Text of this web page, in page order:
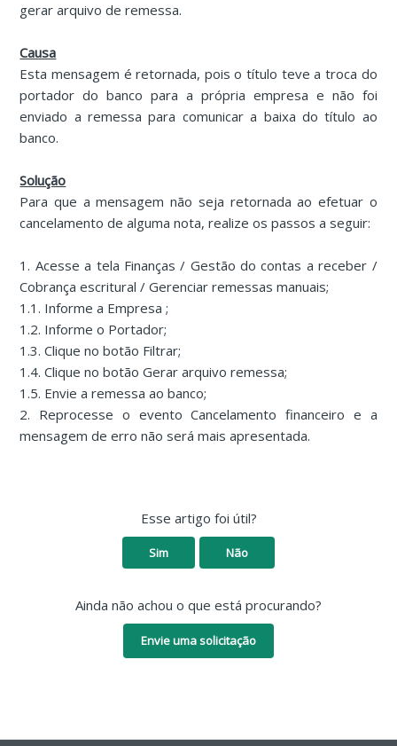
gerar arquivo de remessa.
Causa
Esta mensagem é retornada, pois o título teve a troca do
portador do banco para a própria empresa e não foi
enviado a remessa para comunicar a baixa do título ao
banco.
Solução
Para que a mensagem não seja retornada ao efetuar o
cancelamento de alguma nota, realize os passos a seguir:
1. Acesse a tela Finanças / Gestão do contas a receber /
Cobrança escritural / Gerenciar remessas manuais;
1.1. Informe a Empresa ;
1.2. Informe o Portador;
1.3. Clique no botão Filtrar;
1.4. Clique no botão Gerar arquivo remessa;
1.5. Envie a remessa ao banco;
2. Reprocesse o evento Cancelamento financeiro e a
mensagem de erro não será mais apresentada.
Esse artigo foi útil?
Sim Não
Ainda não achou o que está procurando?
Envie uma solicitação